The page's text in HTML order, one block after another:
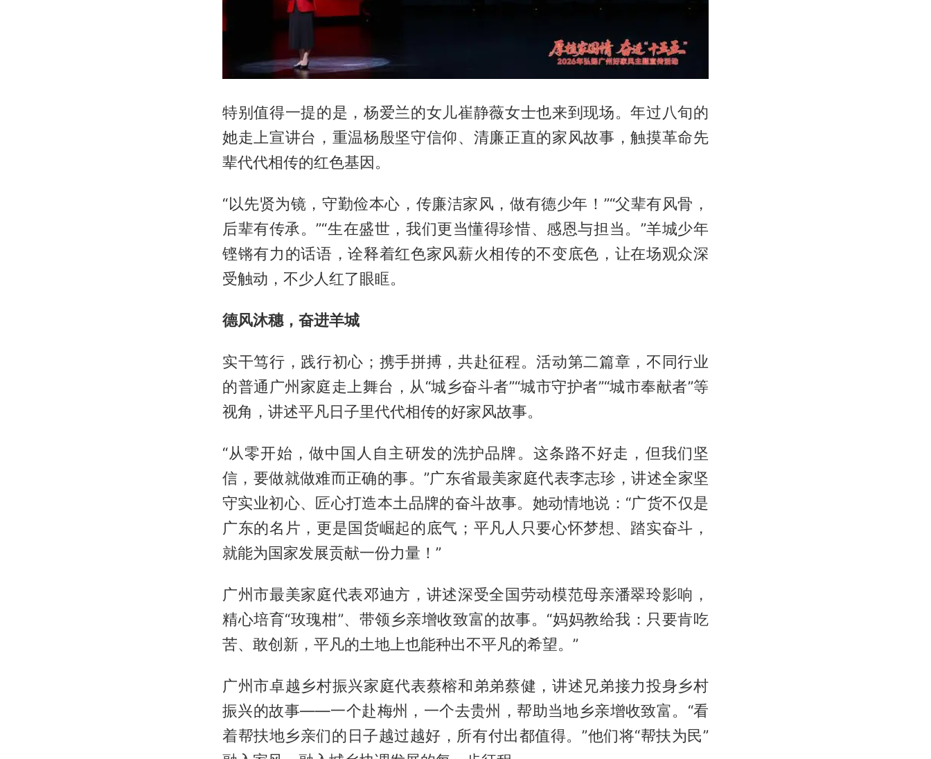
特别值得一提的是，杨爱兰的女儿崔静薇女士也来到现场。年过八旬的
她走上宣讲台，重温杨殷坚守信仰、清廉正直的家风故事，触摸革命先
辈代代相传的红色基因。
“以先贤为镜，守勤俭本心，传廉洁家风，做有德少年！”“父辈有风骨，
后辈有传承。”“生在盛世，我们更当懂得珍惜、感恩与担当。”羊城少年
铿锵有力的话语，诠释着红色家风薪火相传的不变底色，让在场观众深
受触动，不少人红了眼眶。
德风沐穗，奋进羊城
实干笃行，践行初心；携手拼搏，共赴征程。活动第二篇章，不同行业
的普通广州家庭走上舞台，从“城乡奋斗者”“城市守护者”“城市奉献者”等
视角，讲述平凡日子里代代相传的好家风故事。
“从零开始，做中国人自主研发的洗护品牌。这条路不好走，但我们坚
信，要做就做难而正确的事。”广东省最美家庭代表李志珍，讲述全家坚
守实业初心、匠心打造本土品牌的奋斗故事。她动情地说：“广货不仅是
广东的名片，更是国货崛起的底气；平凡人只要心怀梦想、踏实奋斗，
就能为国家发展贡献一份力量！”
广州市最美家庭代表邓迪方，讲述深受全国劳动模范母亲潘翠玲影响，
精心培育“玫瑰柑”、带领乡亲增收致富的故事。“妈妈教给我：只要肯吃
苦、敢创新，平凡的土地上也能种出不平凡的希望。”
广州市卓越乡村振兴家庭代表蔡榕和弟弟蔡健，讲述兄弟接力投身乡村
振兴的故事——一个赴梅州，一个去贵州，帮助当地乡亲增收致富。“看
着帮扶地乡亲们的日子越过越好，所有付出都值得。”他们将“帮扶为民”